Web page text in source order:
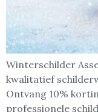
Winterschilder
kwalitatief
Ontvang 10%
professionele